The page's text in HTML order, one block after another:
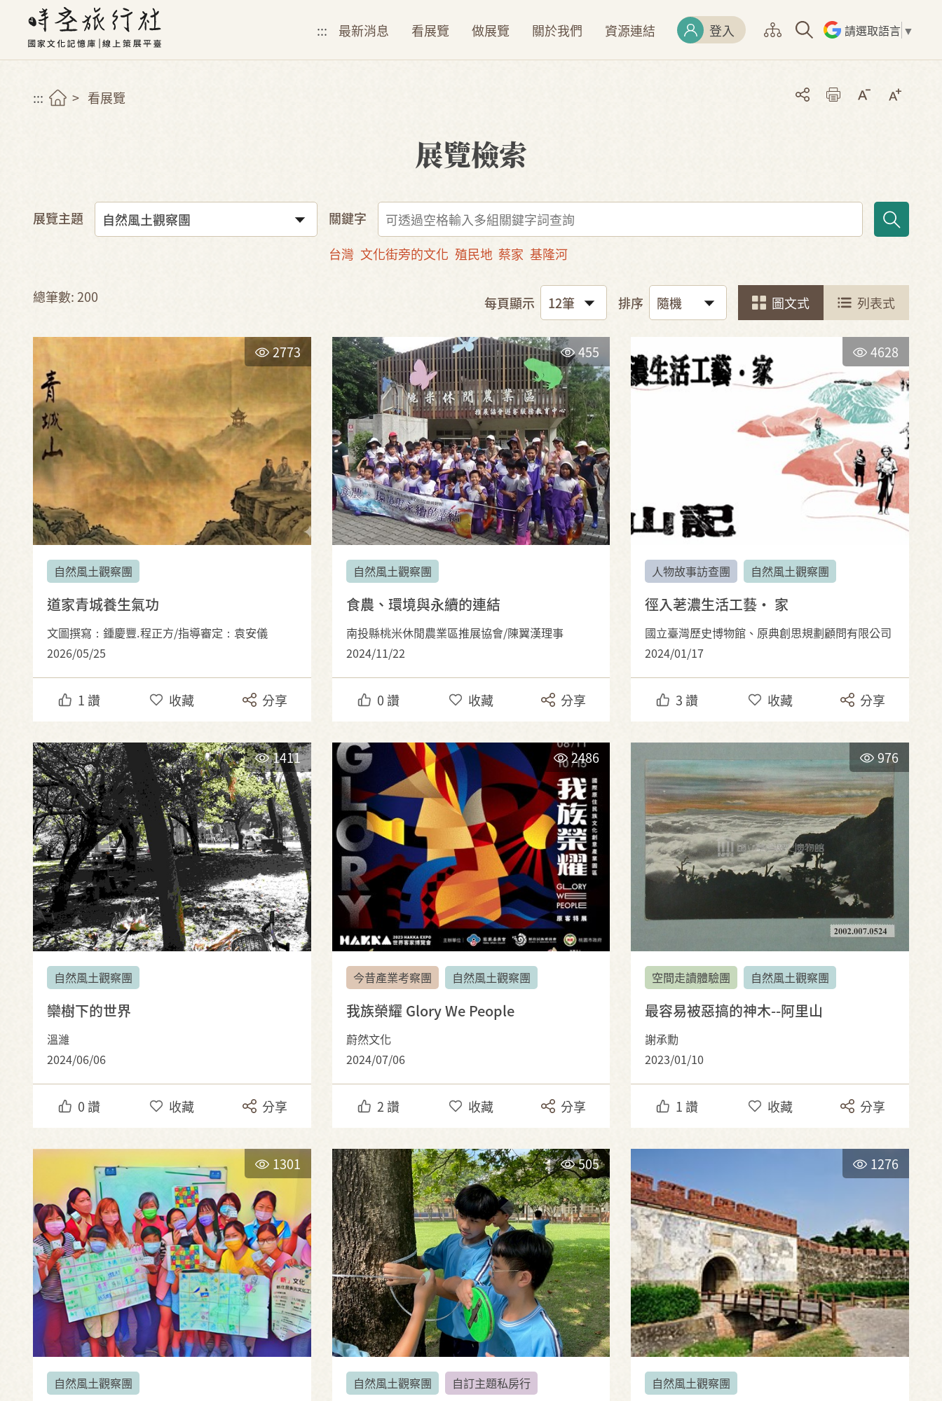
::: 最新消息 看展覽 做展覽 關於我們 資源連結 登入 請選取語言 ▼
::: 看展覽
展覽檢索
展覽主題
關鍵字
台灣 文化街旁的文化 殖民地 蔡家 基隆河
總筆數: 200 每頁顯示 排序 圖文式 列表式
2773
自然風土觀察團
道家青城養生氣功
文圖撰寫：鍾慶豐.程正方/指導審定：袁安儀
2026/05/25
1讚 收藏 分享
455
自然風土觀察團
食農、環境與永續的連結
南投縣桃米休閒農業區推展協會/陳翼漢理事
2024/11/22
0讚 收藏 分享
4628
人物故事訪查團 自然風土觀察團
徑入荖濃生活工藝· 家
國立臺灣歷史博物館、原典創思規劃顧問有限公司
2024/01/17
3讚 收藏 分享
1411
自然風土觀察團
欒樹下的世界
溫濰
2024/06/06
0讚 收藏 分享
2486
今昔產業考察團 自然風土觀察團
我族榮耀 Glory We People
蔚然文化
2024/07/06
2讚 收藏 分享
976
空間走讀體驗團 自然風土觀察團
最容易被惡搞的神木--阿里山
謝承勳
2023/01/10
1讚 收藏 分享
1301
自然風土觀察團
505
自然風土觀察團 自訂主題私房行
1276
自然風土觀察團